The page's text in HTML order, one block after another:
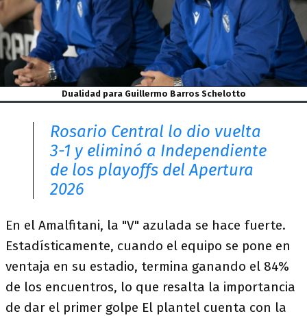
Dualidad para Guillermo Barros Schelotto
Rosario Central lo dio vuelta
3-1 y eliminó a Independiente
de los playoffs del Apertura
2026
En el Amalfitani, la "V" azulada se hace fuerte.
Estadísticamente, cuando el equipo se pone en
ventaja en su estadio, termina ganando el 84%
de los encuentros, lo que resalta la importancia
de dar el primer golpe El plantel cuenta con la